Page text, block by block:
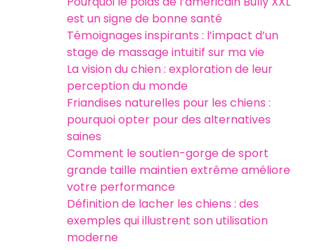
est un signe de bonne santé
Témoignages inspirants : l’impact d’un
stage de massage intuitif sur ma vie
La vision du chien : exploration de leur
perception du monde
Friandises naturelles pour les chiens :
pourquoi opter pour des alternatives
saines
Comment le soutien-gorge de sport
grande taille maintien extrême améliore
votre performance
Définition de lacher les chiens : des
exemples qui illustrent son utilisation
moderne